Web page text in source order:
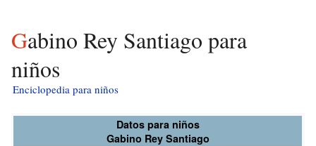
Gabino Rey Santiago para
niños
Enciclopedia para niños
Datos para niños
Gabino Rey Santiago